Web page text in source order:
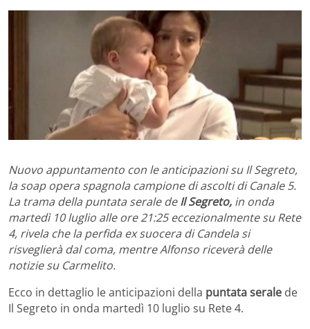
Nuovo appuntamento con le anticipazioni su Il Segreto,
la soap opera spagnola campione di ascolti di Canale 5.
La trama della puntata serale deIl Segreto, in onda
martedì 10 luglio alle ore 21:25 eccezionalmente su Rete
4, rivela che la perfida ex suocera di Candela si
risveglierà dal coma, mentre Alfonso riceverà delle
notizie su Carmelito.
Ecco in dettaglio le anticipazioni della puntata serale de
Il Segreto in onda martedì 10 luglio su Rete 4.